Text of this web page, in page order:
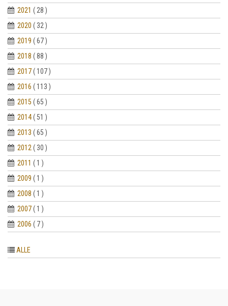
2021 ( 28 )
2020 ( 32 )
2019 ( 67 )
2018 ( 88 )
2017( 107 )
2016 ( 113 )
2015 ( 65 )
2014( 51 )
2013 ( 65 )
2012 ( 30 )
2011 ( 1 )
2009 ( 1 )
2008 ( 1 )
2007( 1 )
2006 ( 7 )
ALLE